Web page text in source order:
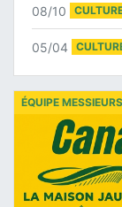
08/10
05/04
ÉQUIPE